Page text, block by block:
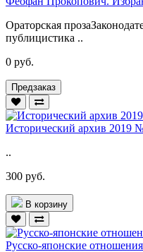
Ораторская
публицистика ..
0 руб.
Предзаказ
Исторический архив 2019
..
300 руб.
В корзину
Русско-японские